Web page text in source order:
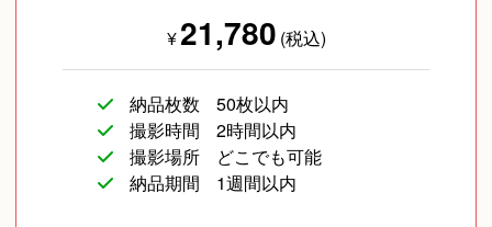
¥21,780 (税込)
納品枚数
50枚以内
撮影時間
2時間以内
撮影場所
どこでも可能
納品期間
1週間以内